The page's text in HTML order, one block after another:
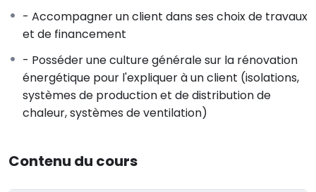
Réaliser la gestion financière d’un projet
5 – Les Techniques d’isolations
connaitre les isolants traditionnels et biosourcés
identifier les points clés de leurs mises en oeuvre
identifier les contraintes du site
6 – Les fondamentaux des systèmes de
connaitre l’ensemble des productions de chaleur et
- Accompagner un client dans ses choix de travaux
et de financement
- Posséder une culture générale sur la rénovation
énergétique pour l'expliquer à un client (isolations,
systèmes de production et de distribution de
chaleur, systèmes de ventilation)
Contenu du cours